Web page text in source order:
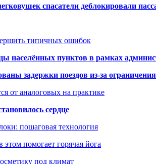
спасатели деблокировали
типичных ошибок
населённых пунктов в рамках
задержки поездов из-за
от аналоговых на практике
сердце
пошаговая технология
помогает горячая йога
под климат